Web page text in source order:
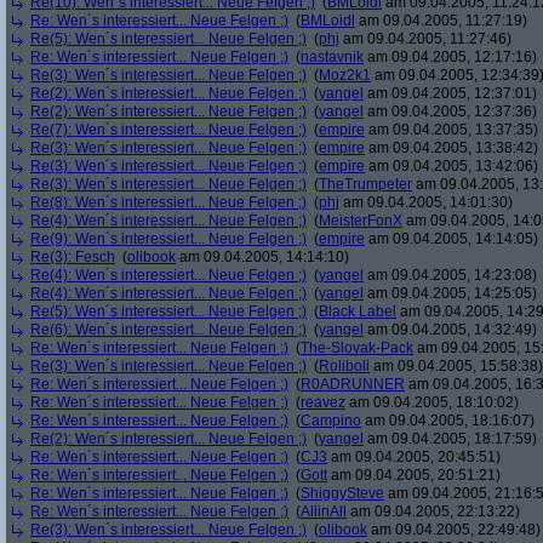
Re: Wen´s interessiert... Neue Felgen ;) (BMLoidl am 09.04.2005, 11:27:19)
Re(5): Wen´s interessiert... Neue Felgen ;) (phj am 09.04.2005, 11:27:46)
Re: Wen´s interessiert... Neue Felgen ;) (nastavnik am 09.04.2005, 12:17:16)
Re(3): Wen´s interessiert... Neue Felgen ;) (Moz2k1 am 09.04.2005, 12:34:39)
Re(2): Wen´s interessiert... Neue Felgen ;) (yangel am 09.04.2005, 12:37:01)
Re(2): Wen´s interessiert... Neue Felgen ;) (yangel am 09.04.2005, 12:37:36)
Re(7): Wen´s interessiert... Neue Felgen ;) (empire am 09.04.2005, 13:37:35)
Re(3): Wen´s interessiert... Neue Felgen ;) (empire am 09.04.2005, 13:38:42)
Re(3): Wen´s interessiert... Neue Felgen ;) (empire am 09.04.2005, 13:42:06)
Re(3): Wen´s interessiert... Neue Felgen ;) (TheTrumpeter am 09.04.2005,
Re(8): Wen´s interessiert... Neue Felgen ;) (phj am 09.04.2005, 14:01:30)
Re(4): Wen´s interessiert... Neue Felgen ;) (MeisterFonX am 09.04.2005,
Re(9): Wen´s interessiert... Neue Felgen ;) (empire am 09.04.2005, 14:14:05)
Re(3): Fesch (olibook am 09.04.2005, 14:14:10)
Re(4): Wen´s interessiert... Neue Felgen ;) (yangel am 09.04.2005, 14:23:08)
Re(4): Wen´s interessiert... Neue Felgen ;) (yangel am 09.04.2005, 14:25:05)
Re(5): Wen´s interessiert... Neue Felgen ;) (Black Label am 09.04.2005,
Re(6): Wen´s interessiert... Neue Felgen ;) (yangel am 09.04.2005, 14:32:49)
Re: Wen´s interessiert... Neue Felgen ;) (The-Slovak-Pack am 09.04.2005,
Re(3): Wen´s interessiert... Neue Felgen ;) (Roliboli am 09.04.2005, 15:58:38)
Re: Wen´s interessiert... Neue Felgen ;) (R0ADRUNNER am 09.04.2005,
Re: Wen´s interessiert... Neue Felgen ;) (reavez am 09.04.2005, 18:10:02)
Re: Wen´s interessiert... Neue Felgen ;) (Campino am 09.04.2005, 18:16:07)
Re(2): Wen´s interessiert... Neue Felgen ;) (yangel am 09.04.2005, 18:17:59)
Re: Wen´s interessiert... Neue Felgen ;) (CJ3 am 09.04.2005, 20:45:51)
Re: Wen´s interessiert... Neue Felgen ;) (Gott am 09.04.2005, 20:51:21)
Re: Wen´s interessiert... Neue Felgen ;) (ShiggySteve am 09.04.2005,
Re: Wen´s interessiert... Neue Felgen ;) (AllinAll
am 09.04.2005, 22:13:22)
Re(3): Wen´s interessiert... Neue Felgen ;) (olibook am 09.04.2005, 22:49:48)